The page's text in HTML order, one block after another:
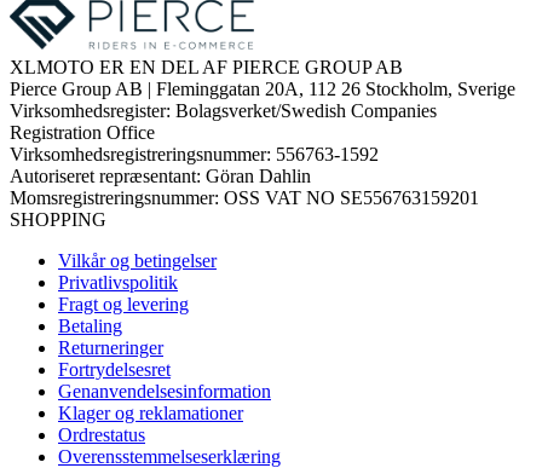
XLMOTO ER EN DEL AF PIERCE GROUP AB
Pierce Group AB | Fleminggatan 20A, 112 26 Stockholm, Sverige
Virksomhedsregister: Bolagsverket/Swedish Companies
Registration Office
Virksomhedsregistreringsnummer: 556763-1592
Autoriseret repræsentant: Göran Dahlin
Momsregistreringsnummer: OSS VAT NO SE556763159201
SHOPPING
Vilkår og betingelser
Privatlivspolitik
Fragt og levering
Betaling
Returneringer
Fortrydelsesret
Genanvendelsesinformation
Klager og reklamationer
Ordrestatus
Overensstemmelseserklæring